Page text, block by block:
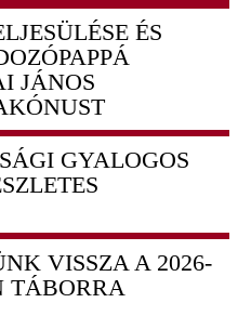
ÉS
JÁNOS
GYALOGOS
VISSZA A 2026-
TÁBORRA